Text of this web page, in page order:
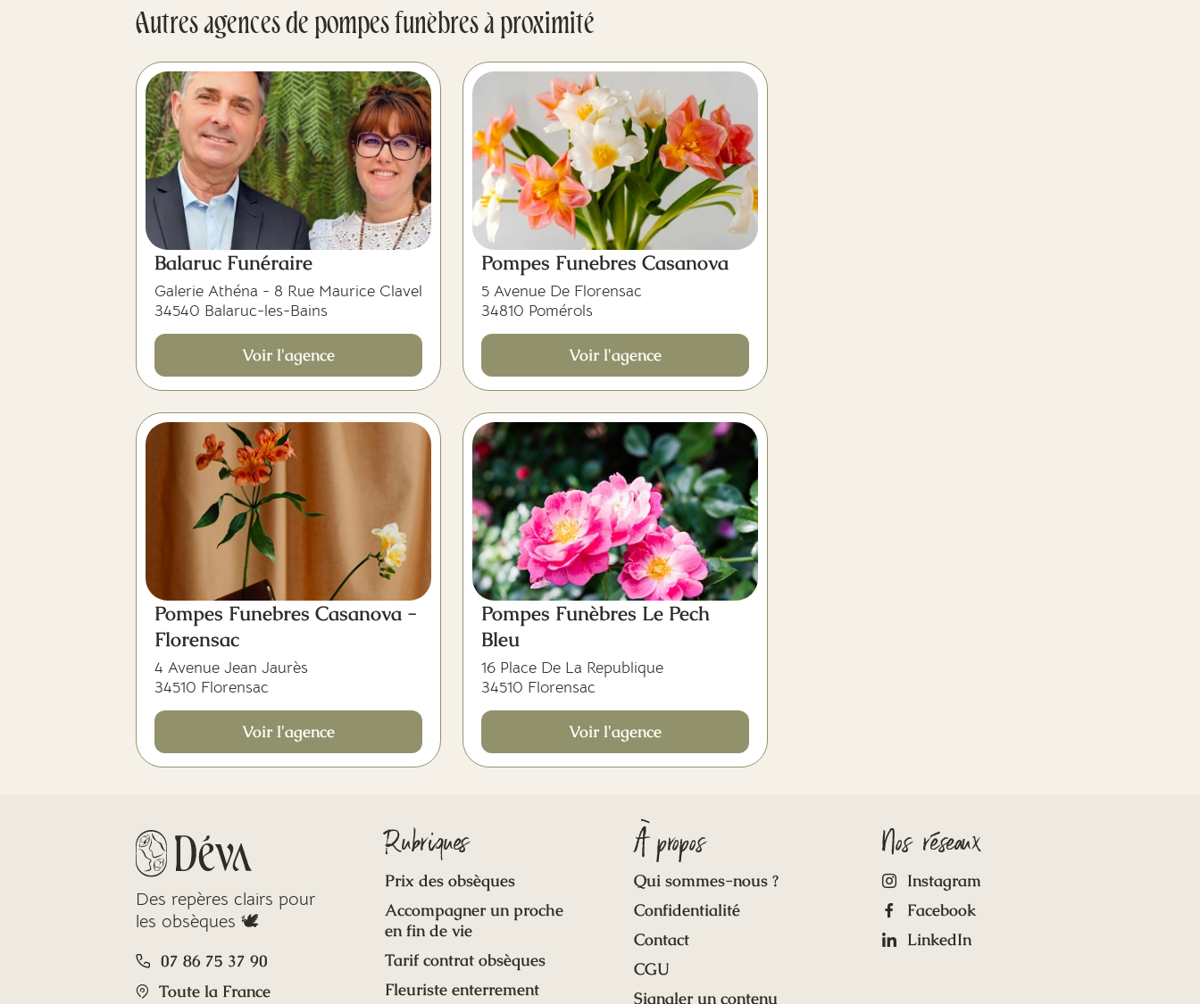
Autres agences de pompes funèbres à proximité
Balaruc Funéraire
Galerie Athéna - 8 Rue Maurice Clavel
34540 Balaruc-les-Bains
Voir l'agence
Pompes Funebres Casanova
5 Avenue De Florensac
34810 Pomérols
Voir l'agence
Pompes Funebres Casanova -
Florensac
4 Avenue Jean Jaurès
34510 Florensac
Voir l'agence
Pompes Funèbres Le Pech
Bleu
16 Place De La Republique
34510 Florensac
Voir l'agence
Des repères clairs pour
les obsèques 🕊️
07 86 75 37 90
Toute la France
Rubriques
Prix des obsèques
Accompagner un proche
en fin de vie
Tarif contrat obsèques
Fleuriste enterrement
À propos
Qui sommes-nous ?
Confidentialité
Contact
CGU
Signaler un contenu
Nos réseaux
Instagram
Facebook
LinkedIn